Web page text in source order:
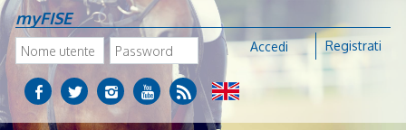
myFISE
Accedi Registrati